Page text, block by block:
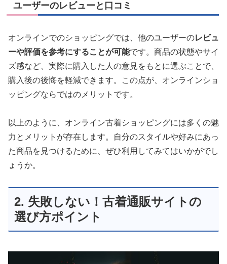
ユーザーのレビューと口コミ
オンラインでのショッピングでは、他のユーザーのレビュ
ーや評価を参考にすることが可能です。商品の状態やサイ
ズ感など、実際に購入した人の意見をもとに選ぶことで、
購入後の後悔を軽減できます。この点が、オンラインショ
ッピングならではのメリットです。
以上のように、オンライン古着ショッピングには多くの魅
力とメリットが存在します。自分のスタイルや好みにあっ
た商品を見つけるために、ぜひ利用してみてはいかがでし
ょうか。
2. 失敗しない！古着通販サイトの
選び方ポイント